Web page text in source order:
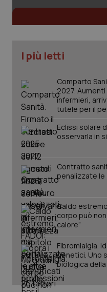
Salute orale &
Tiroide
Tumore al seno
Tumore ovarico
Tumori del
Tumori
Ulcera & Reflusso
Vaccini
I più letti
Comparto
2027.
infermieri,
tutele per il
Eclissi solare
osservarla in
Contratto
penalizzate
Caldo
corpo può
calore”
Fibromialgia.
genetici. Uno
biologica
CookieScriptConsent
tracking-sites-
tracking-enable